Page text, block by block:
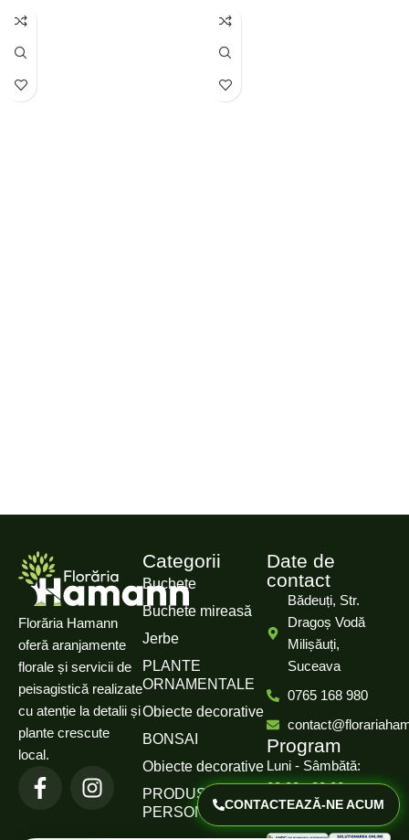
Florăria Hamann
oferă aranjamente
florale și servicii de
peisagistică realizate
cu atenție la detalii și
plante crescute
local.
Categorii
Buchete
Buchete mireasă
Jerbe
PLANTE
ORNAMENTALE
Obiecte decorative
BONSAI
Obiecte decorative
PRODUSE
PERSONALIZATE
Date de
contact
Bădeuți, Str.
Dragoș Vodă
Milișăuți,
Suceava
0765 168 980
Program
Luni - Sâmbătă:
08:00 - 20:00
CONTACTEAZĂ-NE ACUM